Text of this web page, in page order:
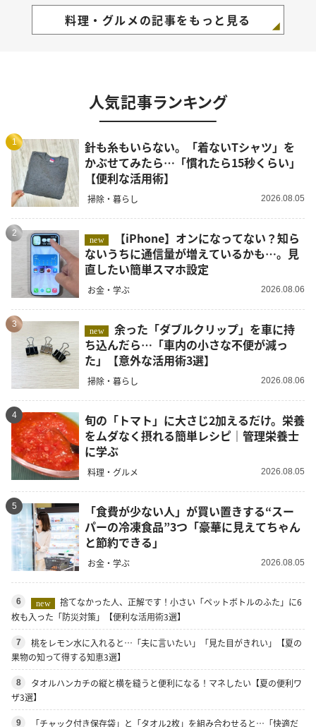
料理・グルメの記事をもっと見る
人気記事ランキング
1
針も糸もいらない。「着ないTシャツ」を
かぶせてみたら…「慣れたら15秒くらい」
【便利な活用術】
掃除・暮らし 2026.08.05
2
new
ないうちに通信量が増えているかも…。見
直したい簡単スマホ設定
お金・学ぶ 2026.08.06
3
new
余った「ダブルクリップ」を車に持
ち込んだら…「車内の小さな不便が減っ
た」【意外な活用術3選】
掃除・暮らし 2026.08.06
4
旬の「トマト」に大さじ2加えるだけ。栄養
をムダなく摂れる簡単レシピ｜管理栄養士
に学ぶ
料理・グルメ 2026.08.05
5
「食費が少ない人」が買い置きする“スー
パーの冷凍食品”3つ「豪華に見えてちゃん
と節約できる」
お金・学ぶ 2026.08.05
6 new
捨てなかった人、正解です！小さい「ペットボトルのふた」に6
枚も入った「防災対策」【便利な活用術3選】
7
桃をレモン水に入れると…「夫に言いたい」「見た目がきれい」【夏の
果物の知って得する知恵3選】
8
タオルハンカチの縦と横を縫うと便利になる！マネしたい【夏の便利ワ
ザ3選】
9
「チャック付き保存袋」と「タオル2枚」を組み合わせると…「快適だ